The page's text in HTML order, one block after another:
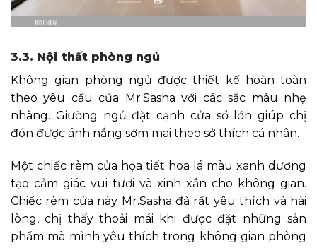
3.3. Nội thất phòng ngủ
Không gian phòng ngủ được thiết kế hoàn toàn
theo yêu cầu của Mr.Sasha với các sắc màu nhẹ
nhàng. Giường ngủ đặt cạnh cửa sổ lớn giúp chị
đón được ánh nắng sớm mai theo sở thích cá nhân.
Một chiếc rèm cửa họa tiết hoa lá màu xanh dương
tạo cảm giác vui tươi và xinh xắn cho không gian.
Chiếc rèm cửa này Mr.Sasha đã rất yêu thích và hài
lòng, chị thấy thoải mái khi được đặt những sản
phẩm mà mình yêu thích trong không gian phòng